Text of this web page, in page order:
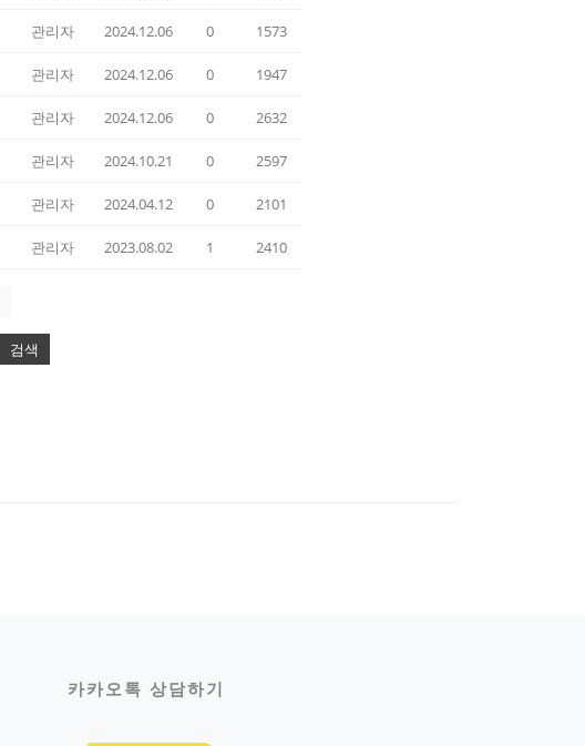
관리자 2024.12.06 0 1573
관리자 2024.12.06 0 1947
관리자 2024.12.06 0 2632
관리자 2024.10.21 0 2597
관리자 2024.04.12 0 2101
관리자 2023.08.02 1 2410
검색
카카오톡 상담하기